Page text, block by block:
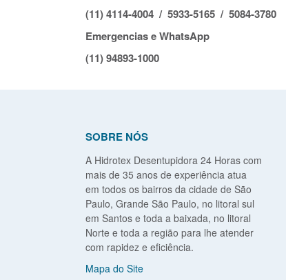
(11) 4114-4004 / 5933-5165 / 5084-3780
Emergencias e WhatsApp
(11) 94893-1000
SOBRE NÓS
A Hidrotex Desentupidora 24 Horas com
mais de 35 anos de experiência atua
em todos os bairros da cidade de São
Paulo, Grande São Paulo, no litoral sul
em Santos e toda a baixada, no litoral
Norte e toda a região para lhe atender
com rapidez e eficiência.
Mapa do Site